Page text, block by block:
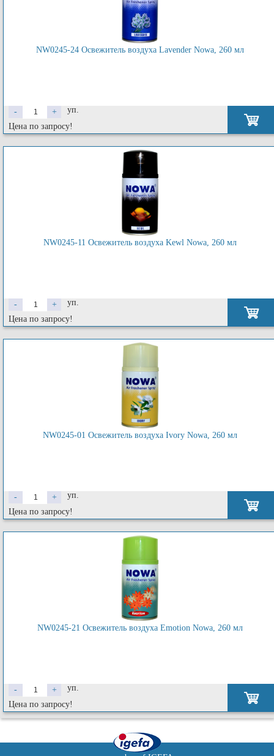
NW0245-24 Освежитель воздуха Lavender Nowa, 260 мл
- +
уп.
Цена по запросу!
NW0245-11 Освежитель воздуха Kewl Nowa, 260 мл
- +
уп.
Цена по запросу!
NW0245-01 Освежитель воздуха Ivory Nowa, 260 мл
- +
уп.
Цена по запросу!
NW0245-21 Освежитель воздуха Emotion Nowa, 260 мл
- +
уп.
Цена по запросу!